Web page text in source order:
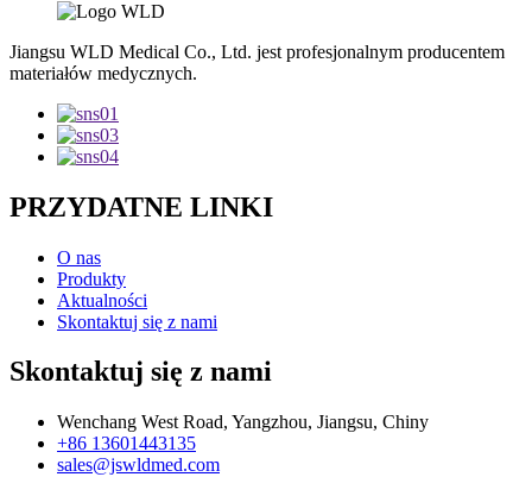
Jiangsu WLD Medical Co., Ltd. jest profesjonalnym producentem
materiałów medycznych.
PRZYDATNE LINKI
O nas
Produkty
Aktualności
Skontaktuj się z nami
Skontaktuj się z nami
Wenchang West Road, Yangzhou, Jiangsu, Chiny
+86 13601443135
sales@jswldmed.com